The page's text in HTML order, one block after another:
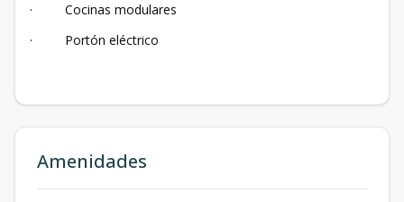
· Cocinas modulares
· Portón eléctrico
Amenidades